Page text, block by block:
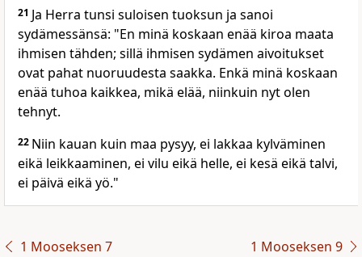
21 Ja Herra tunsi suloisen tuoksun ja sanoi
sydämessänsä: "En minä koskaan enää kiroa maata
ihmisen tähden; sillä ihmisen sydämen aivoitukset
ovat pahat nuoruudesta saakka. Enkä minä koskaan
enää tuhoa kaikkea, mikä elää, niinkuin nyt olen
tehnyt.
22 Niin kauan kuin maa pysyy, ei lakkaa kylväminen
eikä leikkaaminen, ei vilu eikä helle, ei kesä eikä talvi,
ei päivä eikä yö."
1 Mooseksen 7 1 Mooseksen 9